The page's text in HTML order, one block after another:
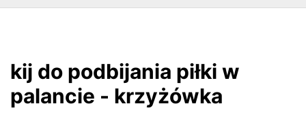
kij do podbijania piłki w
palancie - krzyżówka